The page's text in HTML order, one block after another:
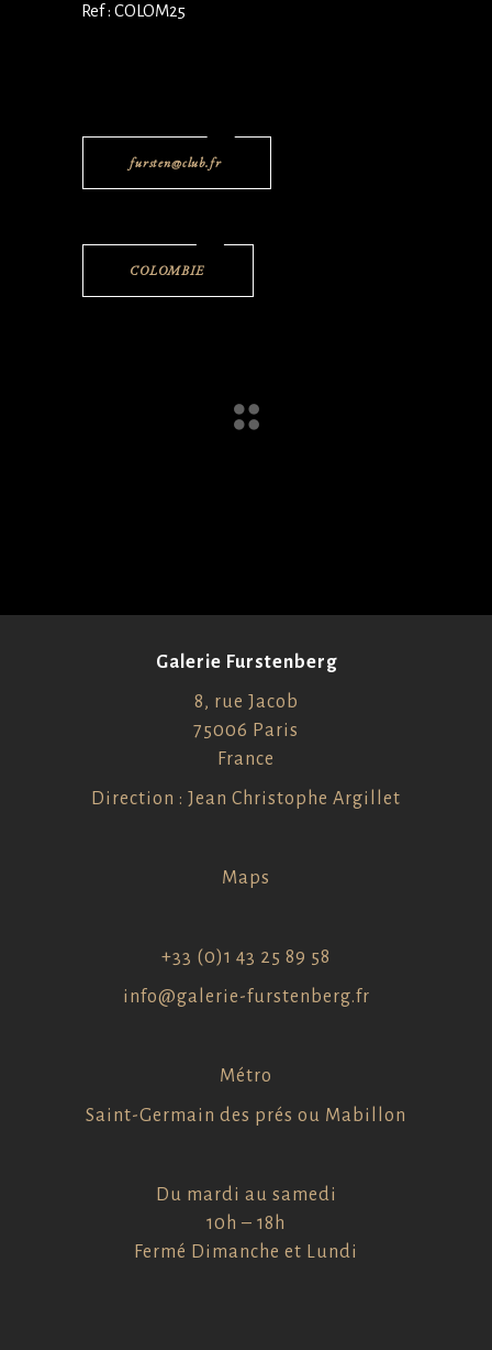
Ref : COLOM25
fursten@club.fr
COLOMBIE
Galerie Furstenberg
8, rue Jacob
75006 Paris
France
Direction : Jean Christophe Argillet
Maps
+33 (0)1 43 25 89 58
info@galerie-furstenberg.fr
Métro
Saint-Germain des prés ou Mabillon
Du mardi au samedi
10h – 18h
Fermé Dimanche et Lundi